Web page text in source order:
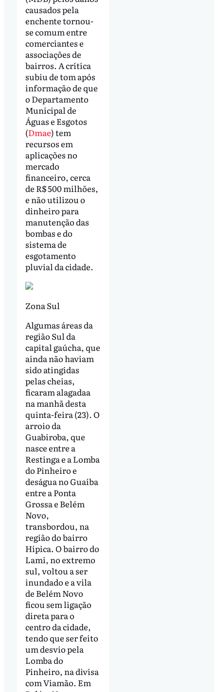
causados pela
enchente tornou-
se comum entre
comerciantes e
associações de
bairros. A crítica
subiu de tom após
informação de que
o Departamento
Municipal de
Águas e Esgotos
(Dmae) tem
recursos em
aplicações no
mercado
financeiro, cerca
de R$ 500 milhões,
e não utilizou o
dinheiro para
manutenção das
bombas e do
sistema de
esgotamento
pluvial da cidade.
Zona Sul
Algumas áreas da
região Sul da
capital gaúcha, que
ainda não haviam
sido atingidas
pelas cheias,
ficaram alagadaa
na manhã desta
quinta-feira (23). O
arroio da
Guabiroba, que
nasce entre a
Restinga e a Lomba
do Pinheiro e
deságua no Guaíba
entre a Ponta
Grossa e Belém
Novo,
transbordou, na
região do bairro
Hípica. O bairro do
Lami, no extremo
sul, voltou a ser
inundado e a vila
de Belém Novo
ficou sem ligação
direta para o
centro da cidade,
tendo que ser feito
um desvio pela
Lomba do
Pinheiro, na divisa
com Viamão. Em